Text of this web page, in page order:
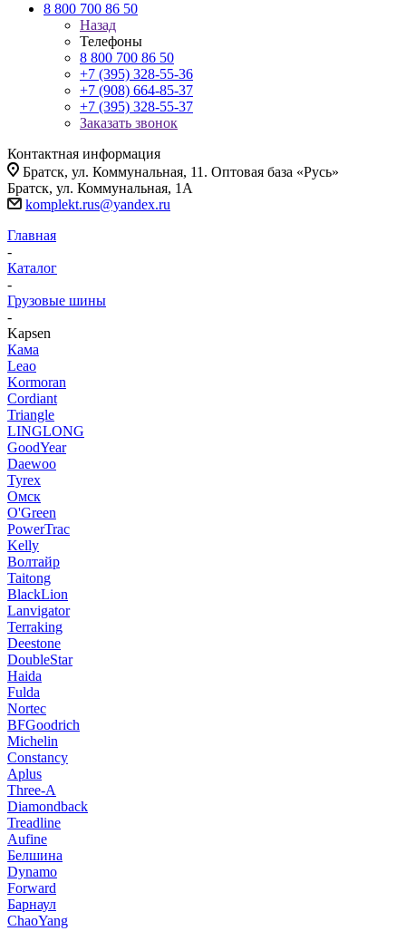
8 800 700 86 50
Назад
Телефоны
8 800 700 86 50
+7 (395) 328-55-36
+7 (908) 664-85-37
+7 (395) 328-55-37
Заказать звонок
Контактная информация
Братск, ул. Коммунальная, 11. Оптовая база «Русь»
Братск, ул. Коммунальная, 1А
komplekt.rus@yandex.ru
Главная
-
Каталог
-
Грузовые шины
-
Kapsen
Кама
Leao
Kormoran
Cordiant
Triangle
LINGLONG
GoodYear
Daewoo
Tyrex
Омск
O'Green
PowerTrac
Kelly
Волтайр
Taitong
BlackLion
Lanvigator
Terraking
Deestone
DoubleStar
Haida
Fulda
Nortec
BFGoodrich
Michelin
Constancy
Aplus
Three-A
Diamondback
Treadline
Aufine
Белшина
Dynamo
Forward
Барнаул
ChaoYang